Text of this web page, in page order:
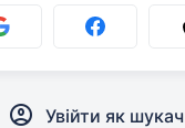
Увійти як шукач